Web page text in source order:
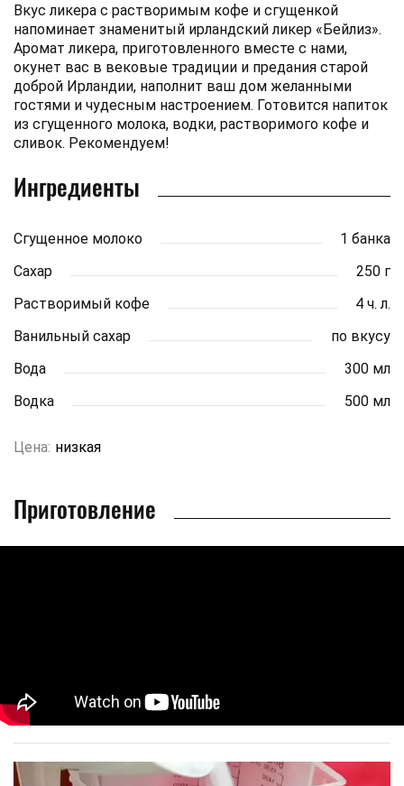
Вкус ликера с растворимым кофе и сгущенкой
напоминает знаменитый ирландский ликер «Бейлиз».
Аромат ликера, приготовленного вместе с нами,
окунет вас в вековые традиции и предания старой
доброй Ирландии, наполнит ваш дом желанными
гостями и чудесным настроением. Готовится напиток
из сгущенного молока, водки, растворимого кофе и
сливок. Рекомендуем!
Ингредиенты
Сгущенное молоко
1 банка
Сахар
250 г
Растворимый кофе
4 ч. л.
Ванильный сахар
по вкусу
Вода
300 мл
Водка
500 мл
Цена: низкая
Приготовление